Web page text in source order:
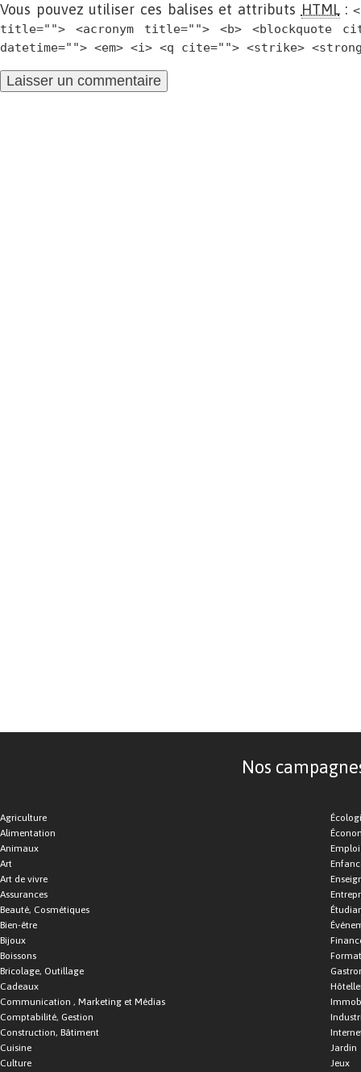
Vous pouvez utiliser ces balises et attributs HTML:
title=""> <acronym title=""> <b> <blockquote
datetime=""> <em> <i> <q cite=""> <strike>
Nos
Agriculture
Alimentation
Animaux
Art
Art de vivre
Assurances
Beauté, Cosmétiques
Bien-être
Bijoux
Boissons
Bricolage, Outillage
Cadeaux
Communication , Marketing et Médias
Comptabilité, Gestion
Construction, Bâtiment
Cuisine
Culture
Emploi
Jardin
Jeux